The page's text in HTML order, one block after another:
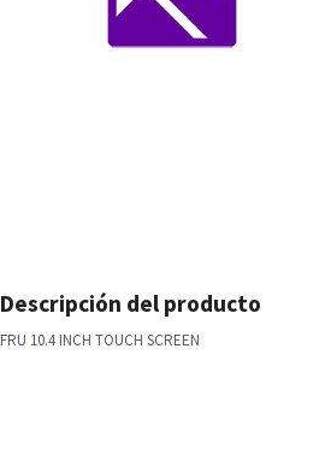
Descripción del producto
FRU 10.4 INCH TOUCH SCREEN